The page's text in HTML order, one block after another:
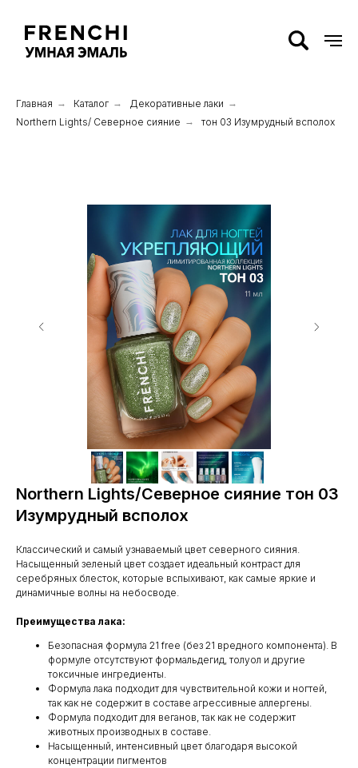
Главная → Каталог → Декоративные лаки →
Northern Lights/ Северное сияние → тон 03 Изумрудный всполох
Northern Lights/Северное сияние тон 03
Изумрудный всполох
Классический и самый узнаваемый цвет северного сияния.
Насыщенный зеленый цвет создает идеальный контраст для
серебряных блесток, которые вспыхивают, как самые яркие и
динамичные волны на небосводе.
Преимущества лака:
Безопасная формула 21 free (без 21 вредного компонента). В
формуле отсутствуют формальдегид, толуол и другие
токсичные ингредиенты.
Формула лака подходит для чувствительной кожи и ногтей,
так как не содержит в составе агрессивные аллергены.
Формула подходит для веганов, так как не содержит
животных производных в составе.
Насыщенный, интенсивный цвет благодаря высокой
концентрации пигментов